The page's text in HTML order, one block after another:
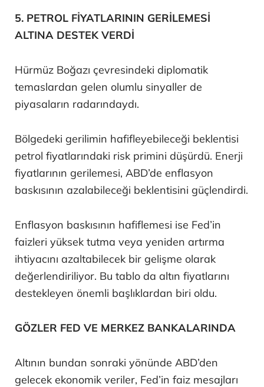
5. PETROL FİYATLARININ GERİLEMESİ
ALTINA DESTEK VERDİ
Hürmüz Boğazı çevresindeki diplomatik
temaslardan gelen olumlu sinyaller de
piyasaların radarındaydı.
Bölgedeki gerilimin hafifleyebileceği beklentisi
petrol fiyatlarındaki risk primini düşürdü. Enerji
fiyatlarının gerilemesi, ABD’de enflasyon
baskısının azalabileceği beklentisini güçlendirdi.
Enflasyon baskısının hafiflemesi ise Fed’in
faizleri yüksek tutma veya yeniden artırma
ihtiyacını azaltabilecek bir gelişme olarak
değerlendiriliyor. Bu tablo da altın fiyatlarını
destekleyen önemli başlıklardan biri oldu.
GÖZLER FED VE MERKEZ BANKALARINDA
Altının bundan sonraki yönünde ABD’den
gelecek ekonomik veriler, Fed’in faiz mesajları